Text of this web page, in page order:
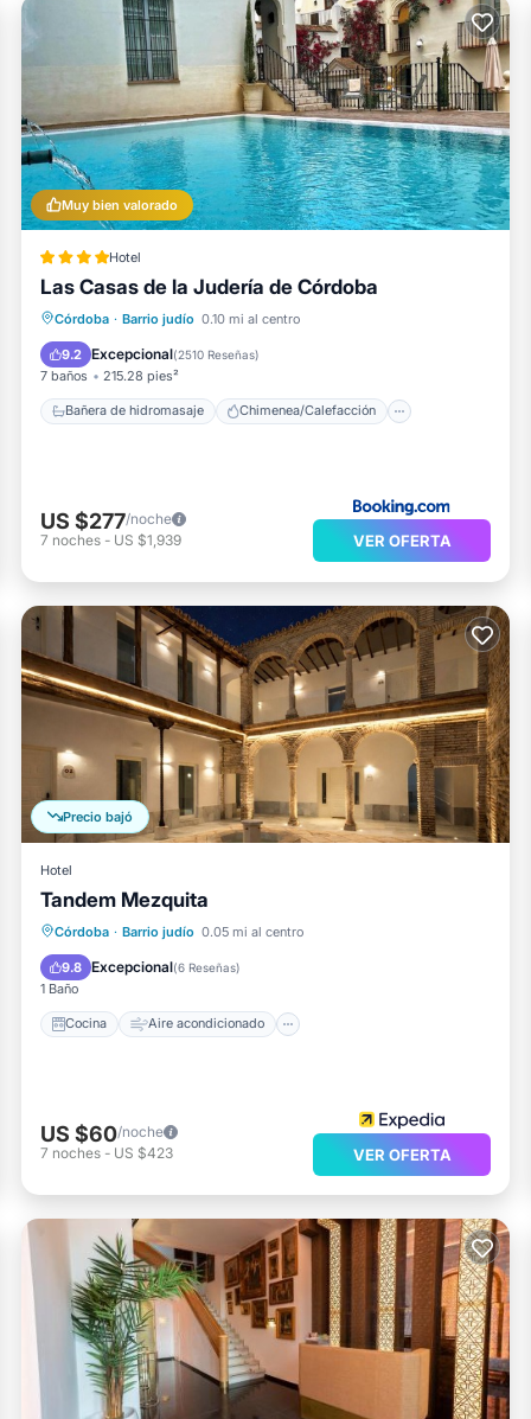
Muy bien valorado
Hotel
Las Casas de la Judería de Córdoba
Córdoba · Barrio judío 0.10 mi al centro
9.2 Excepcional(2510 Reseñas)
7 baños 215.28 pies²
Bañera de hidromasaje Chimenea/Calefacción
Bañera de hidromasaje
Chimenea/Calefacción
Balcón/Terraza
US $277/noche
7 noches - US $1,939 VER OFERTA
Precio bajó
Hotel
Tandem Mezquita
Córdoba · Barrio judío 0.05 mi al centro
9.8 Excepcional(6 Reseñas)
1 Baño
Cocina Aire acondicionado
Cocina Aire acondicionado
Apto para niños
US $60/noche
7 noches - US $423 VER OFERTA